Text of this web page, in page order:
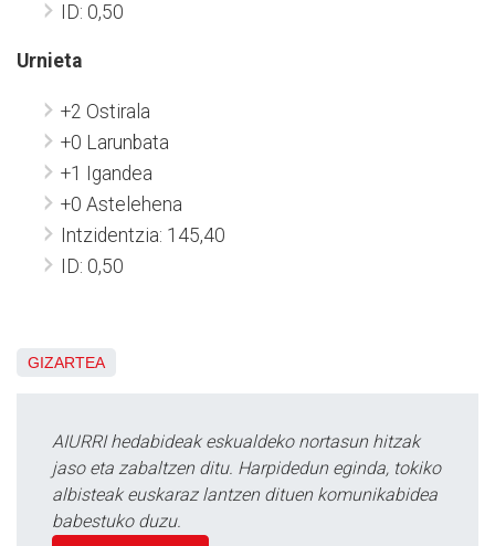
ID: 0,50
Urnieta
+2 Ostirala
+0 Larunbata
+1 Igandea
+0 Astelehena
Intzidentzia: 145,40
ID: 0,50
GIZARTEA
AIURRI hedabideak eskualdeko nortasun hitzak
jaso eta zabaltzen ditu. Harpidedun eginda, tokiko
albisteak euskaraz lantzen dituen komunikabidea
babestuko duzu.